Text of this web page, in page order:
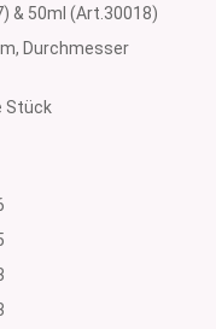
& 50ml (Art.30018)
Durchmesser
Stück